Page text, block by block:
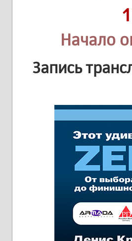
Начало
Запись